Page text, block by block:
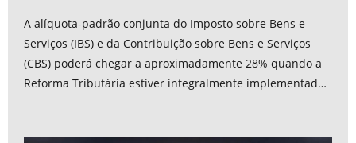
A alíquota-padrão conjunta do Imposto sobre Bens e
Serviços (IBS) e da Contribuição sobre Bens e Serviços
(CBS) poderá chegar a aproximadamente 28% quando a
Reforma Tributária estiver integralmente implementada,